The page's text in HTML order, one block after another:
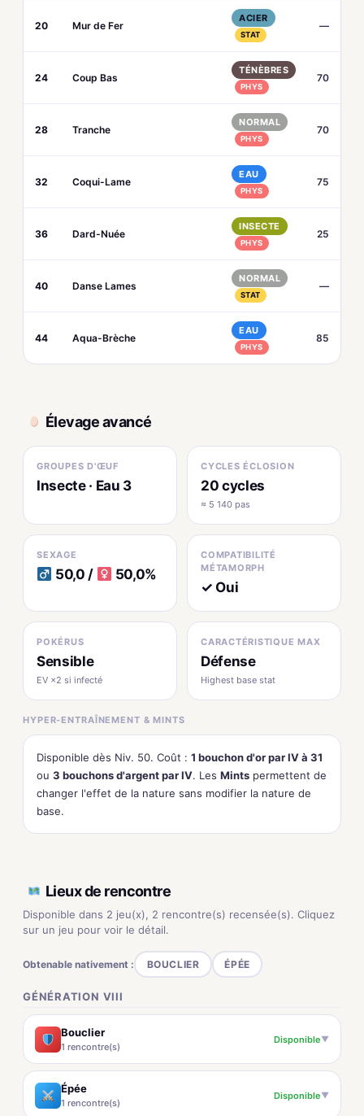
20 Mur de Fer
ACIER
STAT
—
24 Coup Bas
TÉNÈBRES
PHYS
70
28 Tranche
NORMAL
PHYS
70
32 Coqui-Lame
EAU
PHYS
75
36 Dard-Nuée
INSECTE
PHYS
25
40 Danse Lames
NORMAL
STAT
—
44 Aqua-Brèche
EAU
PHYS
85
Élevage avancé
GROUPES D'ŒUF
Insecte · Eau 3
CYCLES ÉCLOSION
20 cycles
≈ 5 140 pas
SEXAGE
50,0 / 50,0%
COMPATIBILITÉ
MÉTAMORPH
✓ Oui
POKÉRUS
Sensible
EV ×2 si infecté
CARACTÉRISTIQUE MAX
Défense
Highest base stat
HYPER-ENTRAÎNEMENT & MINTS
Disponible dès Niv. 50. Coût : 1 bouchon d'or par IV à 31
ou 3 bouchons d'argent par IV. Les Mints permettent de
changer l'effet de la nature sans modifier la nature de
base.
Lieux de rencontre
Disponible dans 2 jeu(x), 2 rencontre(s) recensée(s). Cliquez
sur un jeu pour voir le détail.
Obtenable nativement : BOUCLIER ÉPÉE
GÉNÉRATION VIII
Bouclier
1 rencontre(s)
Disponible▼
Épée
1 rencontre(s)
Disponible▼